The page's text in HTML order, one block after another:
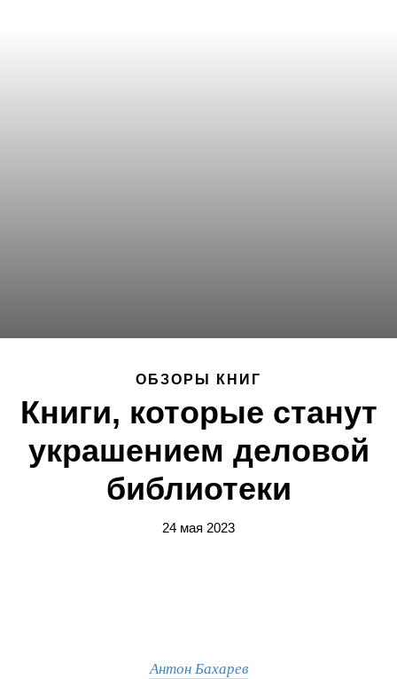
ОБЗОРЫ КНИГ
Книги, которые станут
украшением деловой
библиотеки
24 мая 2023
Антон Бахарев